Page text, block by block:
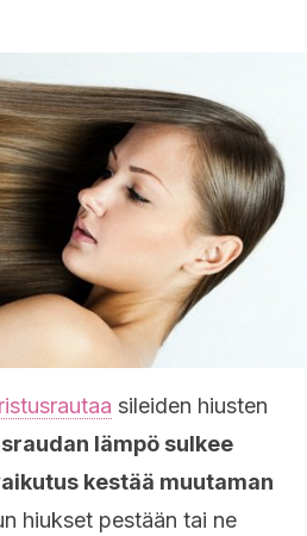
sileiden hiusten
lämpö sulkee
kestää muutaman
hiukset pestään tai ne